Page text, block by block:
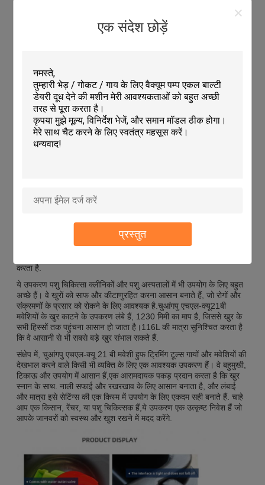
एक संदेश छोड़ें
प्रस्तुत
870 मिमी
गहराई
सामग्री
पीई
ड्रेन के साथ
हाँ
चुआंग पु
मात्रा
116L
चुआंगपु एचएल-क्यू21बी मवेशी हुफ ट्रिमिंग टूल्स विभिन्न परिदृश्यों में उपयोग के
लिए एकदम सही हैं।किसानों और पशुपालकों को अपने पशुओं को स्वस्थ और अच्छी
दिनचर्या का एक अनिवार्य हिस्सा पाएंगे. इन औजारों पर प्लास्टिक के हुड बाथ एक
आरामदायक और सुरक्षित पकड़ प्रदान करता है, जिससे इसे लंबे समय तक उपयोग
करना आसान हो जाता है। प्लास्टिक हुड बाथ फिसलने से रोकने में भी मदद करता
करता है.
ये उपकरण पशु चिकित्सा क्लीनिकों और पशु अस्पतालों में भी उपयोग के लिए बहुत
अच्छे हैं। वे खुरों को साफ और कीटाणुरहित करना आसान बनाते हैं, जो रोगों और
संक्रमणों के प्रसार को रोकने के लिए आवश्यक है.चुआंगपु एचएल-क्यू21बी
मवेशियों के खुर काटने के उपकरण लंबे हैं, 1230 मिमी का माप है, जिससे खुर के
सभी हिस्सों तक पहुंचना आसान हो जाता है।116L की मात्रा सुनिश्चित करता है
कि वे आसानी से भी सबसे बड़े खुर संभाल सकते हैं.
संक्षेप में, चुआंगपु एचएल-क्यू 21 बी मवेशी हुफ ट्रिमिंग टूल्स गायों और मवेशियों की
देखभाल करने वाले किसी भी व्यक्ति के लिए एक आवश्यक उपकरण हैं। वे बहुमुखी,
टिकाऊ और उपयोग में आसान हैं,एक आरामदायक पकड़ प्रदान करता है कि खुर
स्नान के साथ. नाली सफाई और रखरखाव के लिए आसान बनाता है, और लंबाई
और मात्रा इसे सेटिंग्स की एक किस्म में उपयोग के लिए एकदम सही बनाते हैं. चाहे
आप एक किसान, रेंचर, या पशु चिकित्सक हैं,ये उपकरण एक उत्कृष्ट निवेश हैं जो
आपके जानवरों को स्वस्थ और खुश रखने में मदद करेंगे.